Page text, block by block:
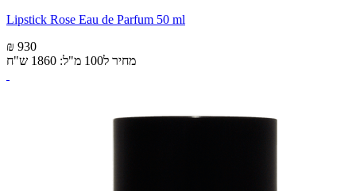
Lipstick Rose Eau de Parfum 50 ml
₪ 930
מחיר ל100 מ"ל: 1860 ש"ח